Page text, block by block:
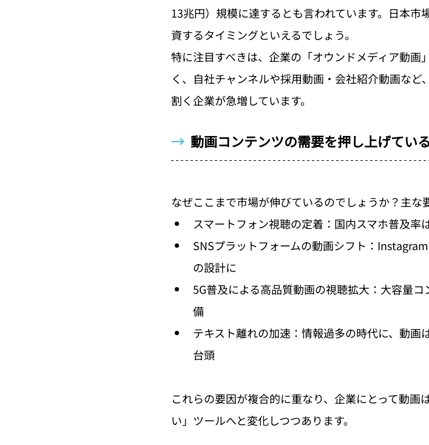
13兆円）規模に達するとも言われています。日本
資するタイミングといえるでしょう。
特に注目すべきは、企業の「オウンドメディア動画
く、自社チャンネルや採用動画・会社紹介動画な
割く企業が急増しています。
→ 動画コンテンツの需要を押し上げてい
なぜここまで市場が伸びているのでしょうか？主な
スマートフォン視聴の定着：国内スマホ普及
SNSプラットフォームの動画シフト：
の設計に
5G普及による高品質動画の視聴拡大：大容量
備
テキスト離れの加速：情報過多の時代に、動画
台頭
これらの要因が複合的に重なり、企業にとって動
い」ツールへと変化しつつあります。